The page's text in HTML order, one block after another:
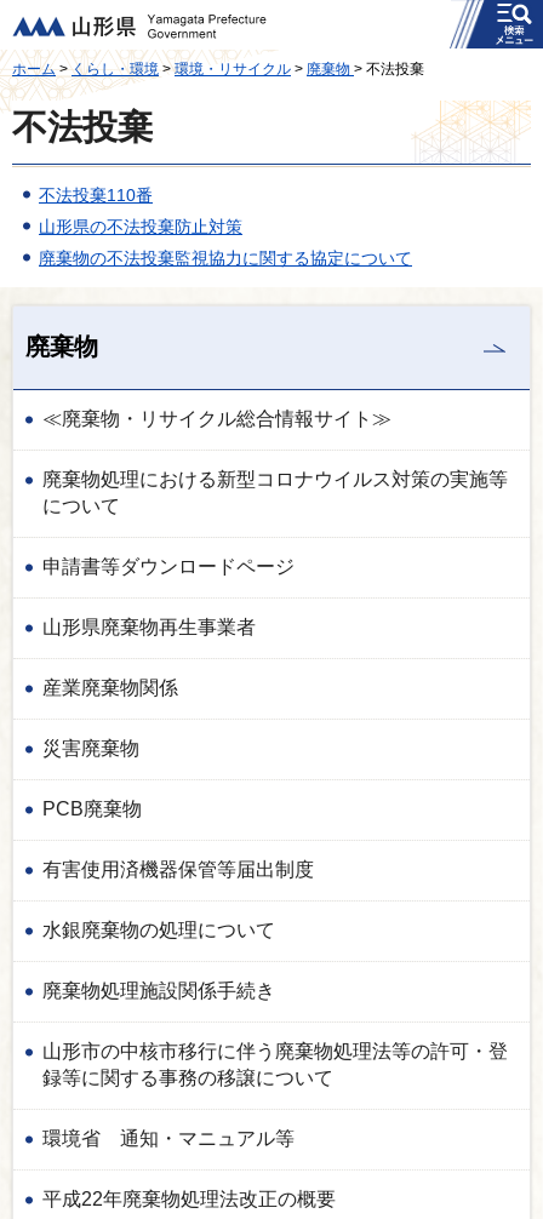
山形県
メニュー
ホーム>くらし・環境 >環境・リサイクル > 廃棄物 > 不法投棄
不法投棄
不法投棄110番
山形県の不法投棄防止対策
廃棄物の不法投棄監視協力に関する協定について
廃棄物
≪廃棄物・リサイクル総合情報サイト≫
廃棄物処理における新型コロナウイルス対策の実施等
について
申請書等ダウンロードページ
山形県廃棄物再生事業者
産業廃棄物関係
災害廃棄物
PCB廃棄物
有害使用済機器保管等届出制度
水銀廃棄物の処理について
廃棄物処理施設関係手続き
山形市の中核市移行に伴う廃棄物処理法等の許可・登
録等に関する事務の移譲について
環境省 通知・マニュアル等
平成22年廃棄物処理法改正の概要